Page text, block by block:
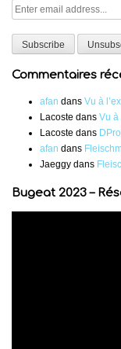
Commentaires
afan dans Vu à
Lacoste dans Vu à
Lacoste dans
afan dans
Jaeggy dans
Bugeat 2023 –